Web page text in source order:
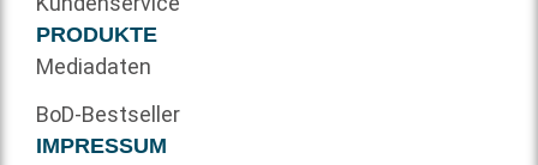
PRODUKTE
Mediadaten
BoD-Bestseller
IMPRESSUM